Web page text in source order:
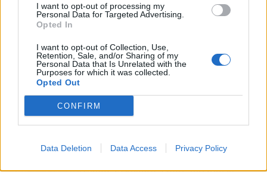
I want to opt-out of processing my
Personal Data for Targeted Advertising.
Opted In
I want to opt-out of Collection, Use,
Retention, Sale, and/or Sharing of my
Personal Data that Is Unrelated with the
Purposes for which it was collected.
Opted Out
CONFIRM
Data Deletion Data Access Privacy Policy
6. avgust 2026
osvežitev
5. avgust 2026
Subvencioniranje nakupa električnih
vozil se zaključuje